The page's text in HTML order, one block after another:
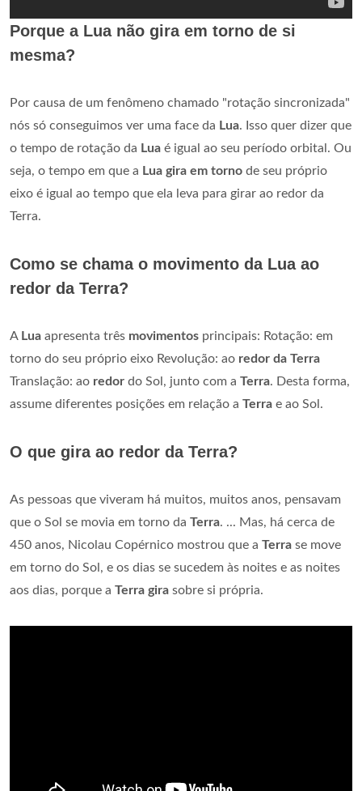
Porque a Lua não gira em torno de si
mesma?
Por causa de um fenômeno chamado "rotação sincronizada"
nós só conseguimos ver uma face da Lua. Isso quer dizer que
o tempo de rotação da Lua é igual ao seu período orbital. Ou
seja, o tempo em que a Lua gira em torno de seu próprio
eixo é igual ao tempo que ela leva para girar ao redor da
Terra.
Como se chama o movimento da Lua ao
redor da Terra?
A Lua apresenta três movimentos principais: Rotação: em
torno do seu próprio eixo Revolução: ao redor da Terra
Translação: ao redor do Sol, junto com a Terra. Desta forma,
assume diferentes posições em relação a Terra e ao Sol.
O que gira ao redor da Terra?
As pessoas que viveram há muitos, muitos anos, pensavam
que o Sol se movia em torno da Terra. ... Mas, há cerca de
450 anos, Nicolau Copérnico mostrou que a Terra se move
em torno do Sol, e os dias se sucedem às noites e as noites
aos dias, porque a Terra gira sobre si própria.